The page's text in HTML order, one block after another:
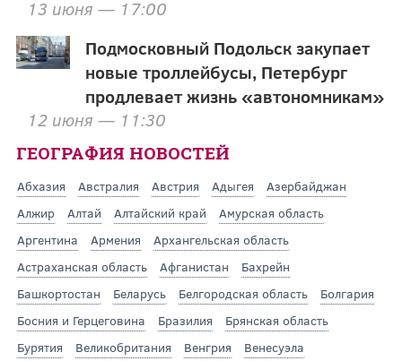
13 июня — 17:00
Подмосковный Подольск закупает
новые троллейбусы, Петербург
продлевает жизнь «автономникам»
12 июня — 11:30
ГЕОГРАФИЯ НОВОСТЕЙ
Абхазия Австралия Австрия Адыгея
Азербайджан
Алжир
Алтай Алтайский край
Амурская область
Аргентина
Армения
Архангельская область
Астраханская область
Афганистан
Бахрейн
Башкортостан
Беларусь Белгородская область
Болгария
Босния и Герцеговина
Бразилия
Брянская область
Бурятия
Великобритания Венгрия
Венесуэла